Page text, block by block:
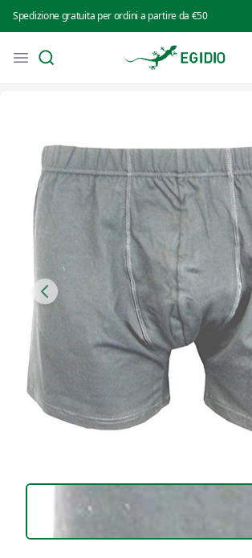
Spedizione gratuita per ordini a partire da €50
Open menu
Search
Intimo Egidio